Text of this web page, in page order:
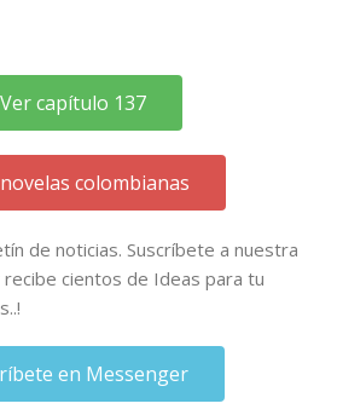
Ver capítulo 137
colombianas
de noticias. Suscríbete a nuestra
cientos de Ideas para tu
en Messenger